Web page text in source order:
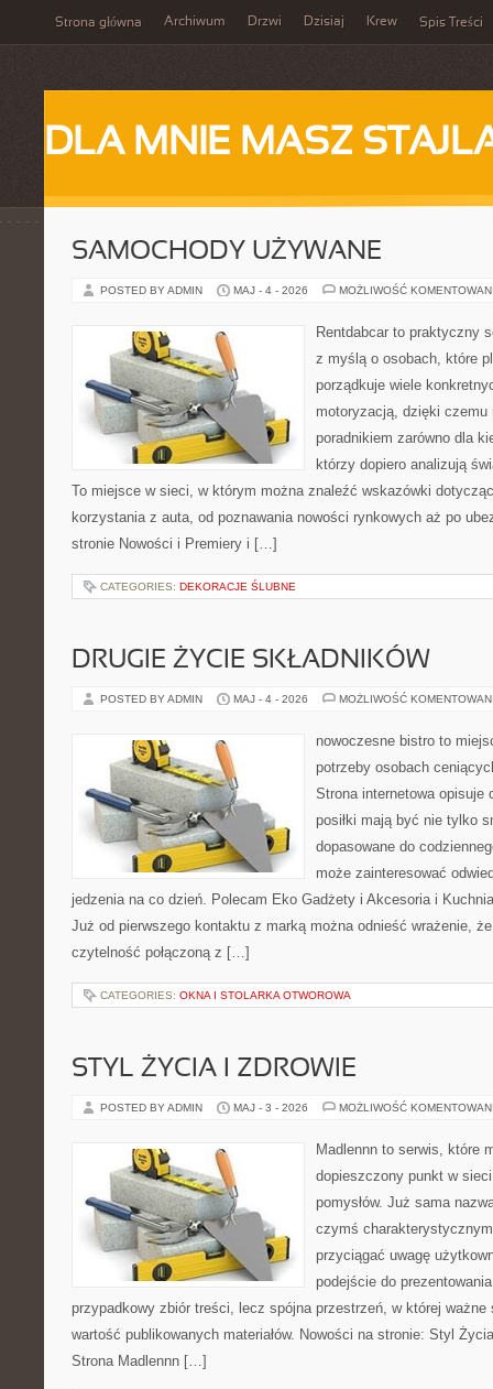
Strona główna Archiwum Drzwi Dzisiaj Krew Spis Treści
DLA MNIE MASZ
SAMOCHODY UŻYWANE
POSTED BY ADMIN MAJ - 4 - 2026 MOŻLIWOŚĆ
Rentdabcar to praktyczny
z myślą o osobach, które
porządkuje wiele
motoryzacją, dzięki
poradnikiem zarówno dla
którzy dopiero analizują
To miejsce w sieci, w którym można znaleźć wskazówki
korzystania z auta, od poznawania nowości rynkowych aż po
stronie Nowości i Premiery i […]
CATEGORIES: DEKORACJE ŚLUBNE
DRUGIE ŻYCIE SKŁADNIKÓW
POSTED BY ADMIN MAJ - 4 - 2026 MOŻLIWOŚĆ
nowoczesne bistro to
potrzeby osobach
Strona internetowa opisuje
posiłki mają być nie tylko
dopasowane do
może zainteresować
jedzenia na co dzień. Polecam Eko Gadżety i Akcesoria i
Już od pierwszego kontaktu z marką można odnieść wrażenie,
czytelność połączoną z […]
CATEGORIES: OKNA I STOLARKA OTWOROWA
STYL ŻYCIA I ZDROWIE
POSTED BY ADMIN MAJ - 3 - 2026 MOŻLIWOŚĆ
Madlennn to serwis, które
dopieszczony punkt w
pomysłów. Już sama
czymś
przyciągać uwagę
podejście do
przypadkowy zbiór treści, lecz spójna przestrzeń, w której
wartość publikowanych materiałów. Nowości na stronie: Styl
Strona Madlennn […]